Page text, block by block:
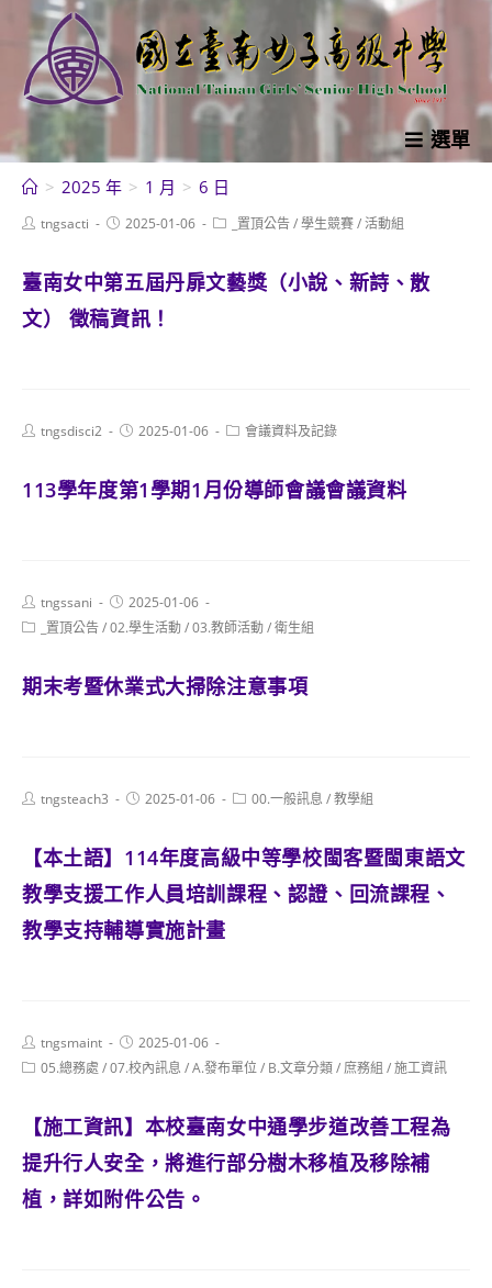
內
選單
> 2025 年 > 1 月 > 6 日
Posttngsacti
Post2025-01-06
Post _置頂公告/學生競賽/活動組
臺南女中第五屆丹扉文藝獎（小說、新詩、散
文） 徵稿資訊！
Posttngsdisci2
Post2025-01-06
Post會議資料及記錄
113學年度第1學期1月份導師會議會議資料
Post
author:
tngssani
Post
published:
2025-01-06
Post _置頂公告/02.學生活動/03.教師活動/衛生組
期末考暨休業式大掃除注意事項
Posttngsteach3
Post2025-01-06
Post00.一般訊息 /教學組
【本土語】114年度高級中等學校閩客暨閩東語文
教學支援工作人員培訓課程、認證、回流課程、
教學支持輔導實施計畫
Post
author:
tngsmaint
Post
published:
2025-01-06
Post05.總務處 /07.校內訊息 /A.發布單位/ B.文章分類/庶務組 /施工資訊
【施工資訊】本校臺南女中通學步道改善工程為
提升行人安全，將進行部分樹木移植及移除補
植，詳如附件公告。